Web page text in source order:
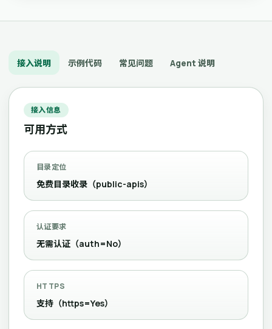
接入说明 示例代码 常见问题 Agent 说明
接入信息
可用方式
目录定位
免费目录收录（public-apis）
认证要求
无需认证（auth=No）
HTTPS
支持（https=Yes）